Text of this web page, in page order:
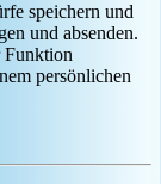
speichern und
und absenden.
Funktion
persönlichen